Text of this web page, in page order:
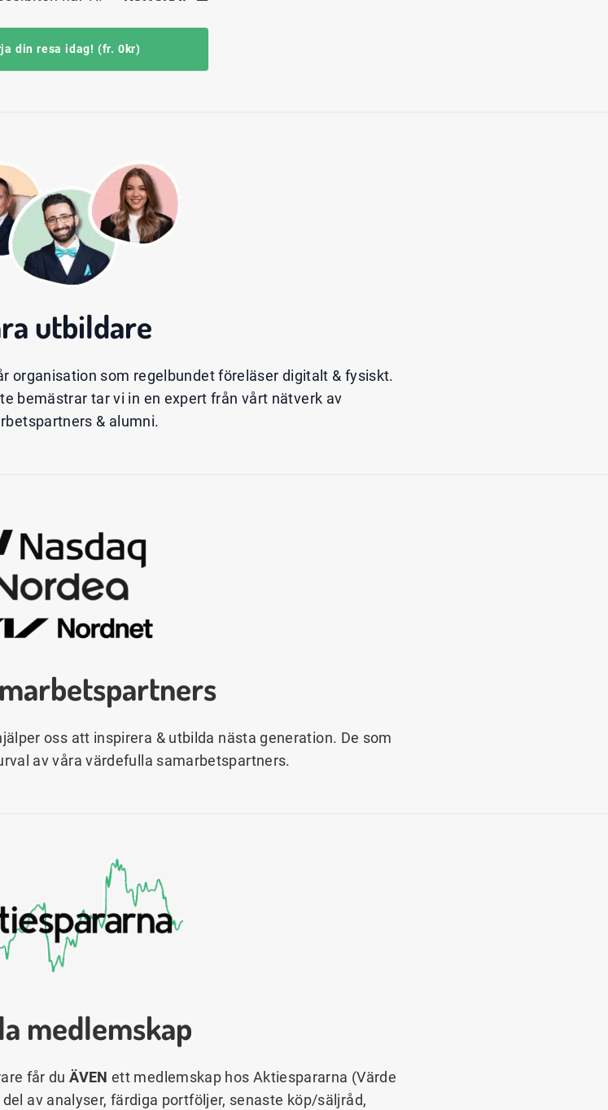
din resa idag! (fr. 0kr)
utbildare
organisation som regelbundet föreläser digitalt & fysiskt.
bemästrar tar vi in en expert från vårt nätverk av
& alumni.
oss att inspirera & utbilda nästa generation. De som
av våra värdefulla samarbetspartners.
medlemskap
får duÄVEN ett medlemskap hos Aktiespararna (Värde
av analyser, färdiga portföljer, senaste köp/säljråd,